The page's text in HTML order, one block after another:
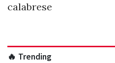
calabrese
🔥 Trending